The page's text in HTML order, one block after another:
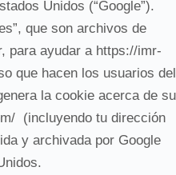
Unidos (“Google”).
que son archivos de
para ayudar a https://imr-
que hacen los usuarios del
la cookie acerca de su
(incluyendo tu dirección
y archivada por Google